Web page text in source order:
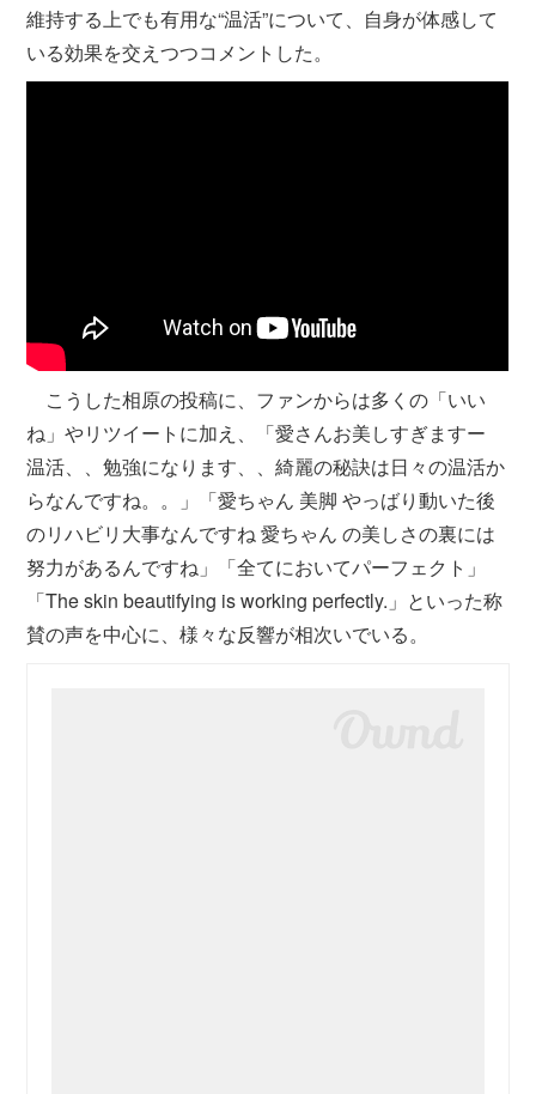
維持する上でも有用な“温活”について、自身が体感して
いる効果を交えつつコメントした。
こうした相原の投稿に、ファンからは多くの「いい
ね」やリツイートに加え、「愛さんお美しすぎますー
温活、、勉強になります、、綺麗の秘訣は日々の温活か
らなんですね。。」「愛ちゃん 美脚 やっばり動いた後
のリハビリ大事なんですね 愛ちゃん の美しさの裏には
努力があるんですね」「全てにおいてパーフェクト」
「The skin beautifying is working perfectly.」といった称
賛の声を中心に、様々な反響が相次いでいる。